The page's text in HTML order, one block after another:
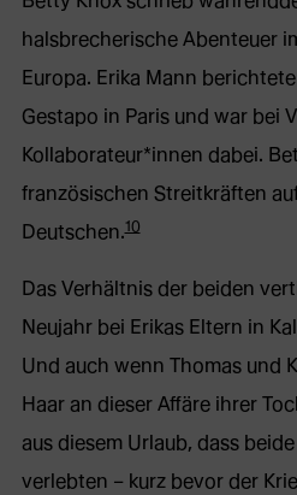
halsbrecherische Abenteuer
Europa. Erika Mann
Gestapo in Paris und war bei
Kollaborateur*innen dabei.
französischen Streitkräften
Deutschen.10
Das Verhältnis der beiden
Neujahr bei Erikas Eltern in
Und auch wenn Thomas und
Haar an dieser Affäre ihrer
aus diesem Urlaub, dass
verlebten – kurz bevor der